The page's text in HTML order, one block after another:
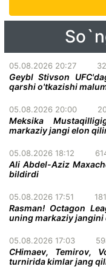
05.08.2026 20:27
Geybl Stivson
qarshi o'tkazishi
05.08.2026 20:00
Meksika
markaziy jangi elon
05.08.2026 18:12
Ali Abdel-Aziz
bildirdi
05.08.2026 17:51 181
Rasman! Octagon
uning markaziy jangini
05.08.2026 17:03
CHimaev, Temirov,
turnirida kimlar jang